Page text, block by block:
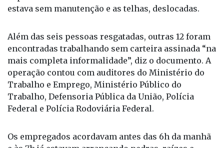
Além das seis pessoas resgatadas, outras 12 foram
operação contou com auditores do Ministério do
Trabalho e Emprego, Ministério Público do
Trabalho, Defensoria Pública da União, Polícia
Federal e Polícia Rodoviária Federal.
Os empregados acordavam antes das 6h da manhã
proteção. As refeições eram feitas embaixo de uma